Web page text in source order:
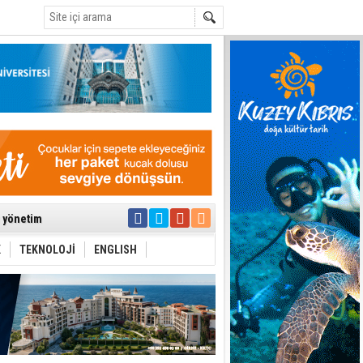
yönetim
arasında
Yasası
TEKNOLOJİ ENGLISH